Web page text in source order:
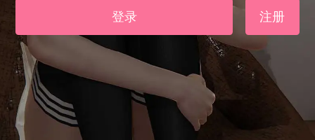
登录 注册